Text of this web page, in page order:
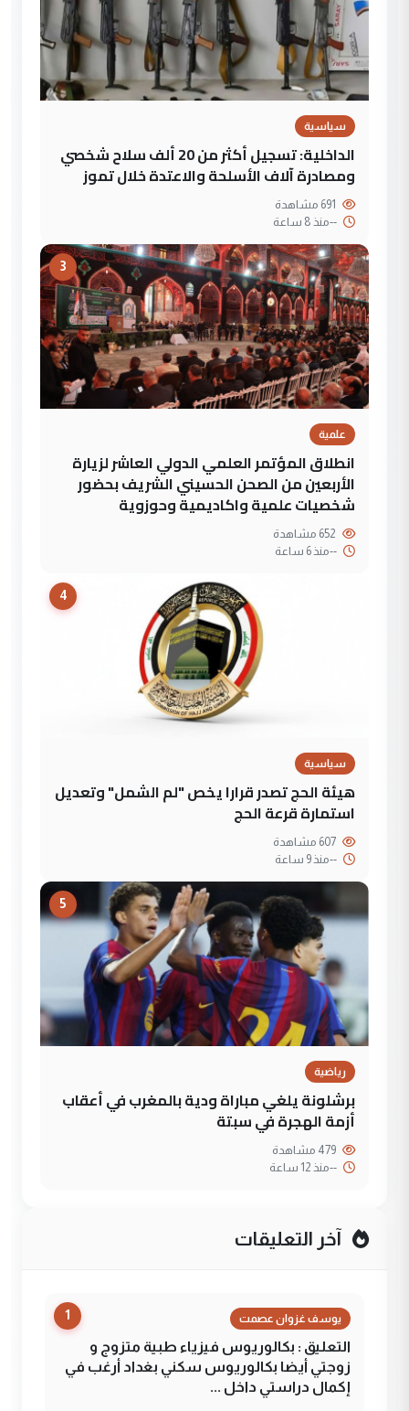
سياسية
الداخلية: تسجيل أكثر من 20 ألف سلاح شخصي
ومصادرة آلاف الأسلحة والاعتدة خلال تموز
--منذ 8 ساعة
3
علمية
انطلاق المؤتمر العلمي الدولي العاشر لزيارة
الأربعين من الصحن الحسيني الشريف بحضور
شخصيات علمية واكاديمية وحوزوية
--منذ 6 ساعة
4
سياسية
هيئة الحج تصدر قرارا يخص "لم الشمل" وتعديل
استمارة قرعة الحج
--منذ 9 ساعة
5
رياضية
برشلونة يلغي مباراة ودية بالمغرب في أعقاب
أزمة الهجرة في سبتة
--منذ 12 ساعة
آخر التعليقات
1 يوسف غزوان عصمت
التعليق : بكالوريوس فيزياء طبية متزوج و
زوجتي أيضا بكالوريوس سكني بغداد أرغب في
إكمال دراستي داخل ...